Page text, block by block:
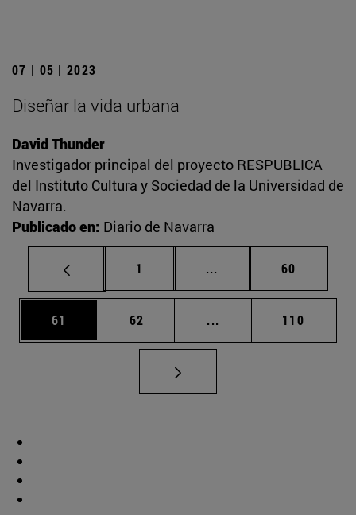
07 | 05 | 2023
Diseñar la vida urbana
David Thunder
Investigador principal del proyecto RESPUBLICA
del Instituto Cultura y Sociedad de la Universidad de
Navarra.
Publicado en: Diario de Navarra
Página
1 ... Páginas intermedias
Página
60
Página
61 Página
62 ... Páginas intermedias
Página
110